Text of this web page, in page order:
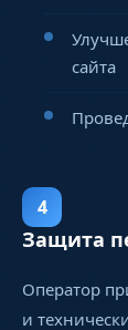
сайта
4
Защита
Оператор
и